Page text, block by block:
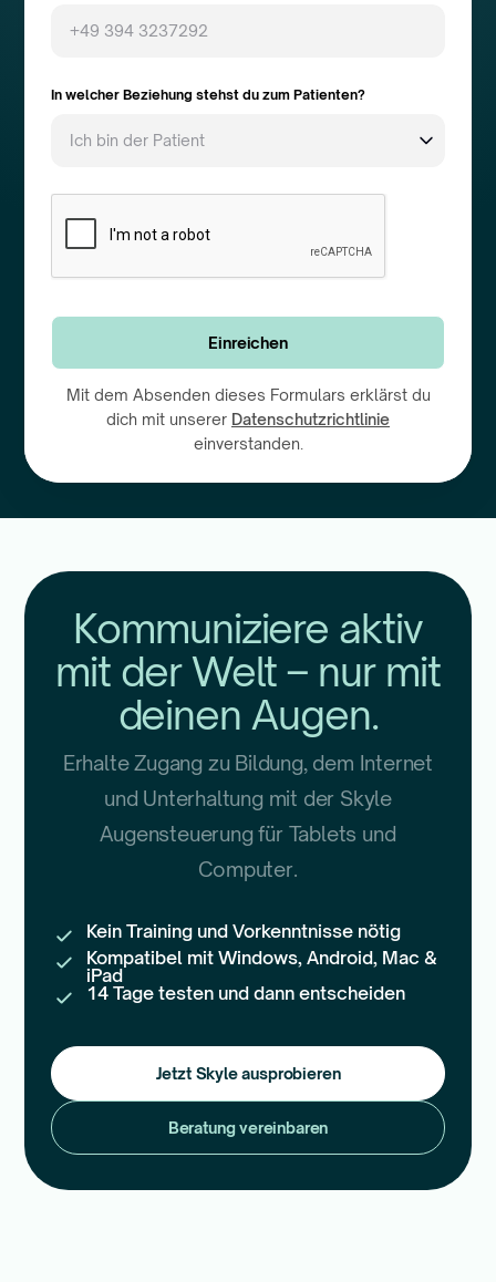
In welcher Beziehung stehst du zum Patienten?
Mit dem Absenden dieses Formulars erklärst du
dich mit unserer Datenschutzrichtlinie
einverstanden.
Kommuniziere aktiv
mit der Welt – nur mit
deinen Augen.
Erhalte Zugang zu Bildung, dem Internet
und Unterhaltung mit der Skyle
Augensteuerung für Tablets und
Computer.
Kein Training und Vorkenntnisse nötig
Kompatibel mit Windows, Android, Mac &
iPad
14 Tage testen und dann entscheiden
Jetzt Skyle ausprobieren
Beratung vereinbaren